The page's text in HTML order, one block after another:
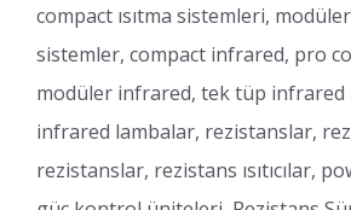
compact ısıtma sistemleri,
sistemler, compact infrared, pro
modüler infrared, tek tüp infrared
infrared lambalar, rezistanslar,
rezistanslar, rezistans ısıtıcılar,